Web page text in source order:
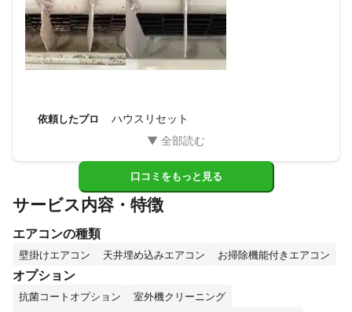
依頼したプロ ハウスリセット
口コミをもっと見る
サービス内容・特徴
エアコンの種類
壁掛けエアコン 天井埋め込みエアコン お掃除機能付きエアコン
オプション
抗菌コートオプション
室外機クリーニング